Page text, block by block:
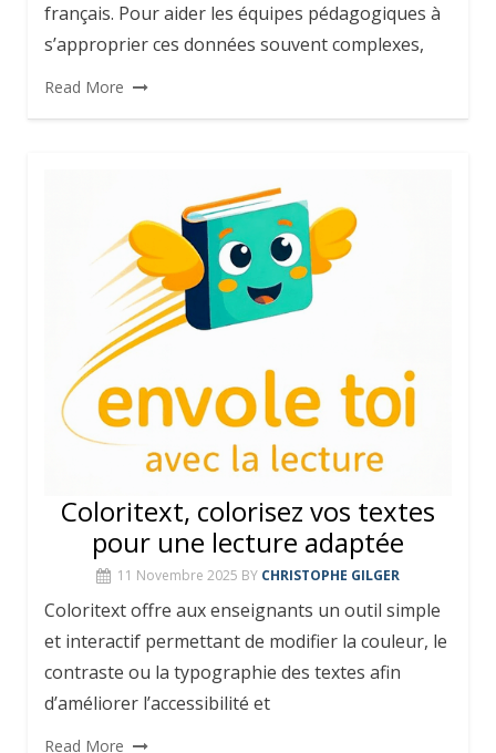
français. Pour aider les équipes pédagogiques à
s’approprier ces données souvent complexes,
Read More
Coloritext, colorisez vos textes
pour une lecture adaptée
11 Novembre 2025 BY CHRISTOPHE GILGER
Coloritext offre aux enseignants un outil simple
et interactif permettant de modifier la couleur, le
contraste ou la typographie des textes afin
d’améliorer l’accessibilité et
Read More